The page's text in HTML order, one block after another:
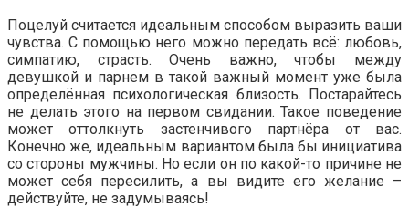
Поцелуй считается идеальным способом выразить ваши
чувства. С помощью него можно передать всё: любовь,
симпатию, страсть. Очень важно, чтобы между
девушкой и парнем в такой важный момент уже была
определённая психологическая близость. Постарайтесь
не делать этого на первом свидании. Такое поведение
может оттолкнуть застенчивого партнёра от вас.
Конечно же, идеальным вариантом была бы инициатива
со стороны мужчины. Но если он по какой-то причине не
может себя пересилить, а вы видите его желание –
действуйте, не задумываясь!